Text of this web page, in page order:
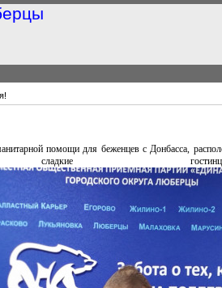
помощи для беженцев с Донбасса,
сладкие